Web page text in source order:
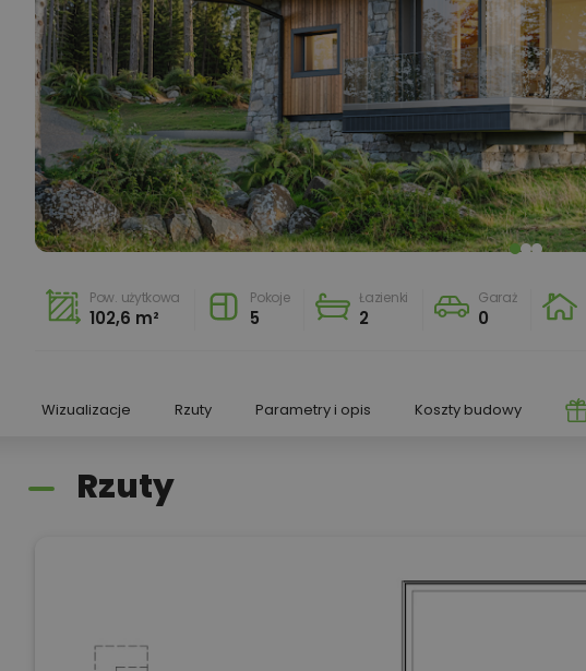
Pow. użytkowa
102,6 m²
Pokoje
5
Łazienki
2
Garaż
0
Wizualizacje Rzuty Parametry i opis Koszty budowy
Rzuty